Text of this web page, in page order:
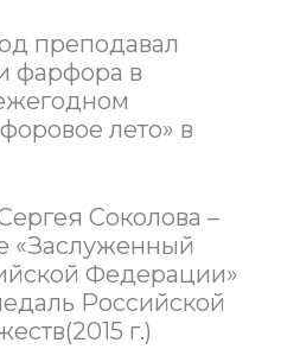
преподавал
фарфора в
лето» в
Соколова –
«Заслуженный
Федерации»
Российской
г.)